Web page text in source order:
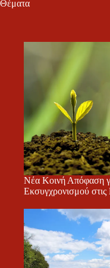
Θέματα
Νέα Κοινή Απόφαση
Εκσυγχρονισμού στις